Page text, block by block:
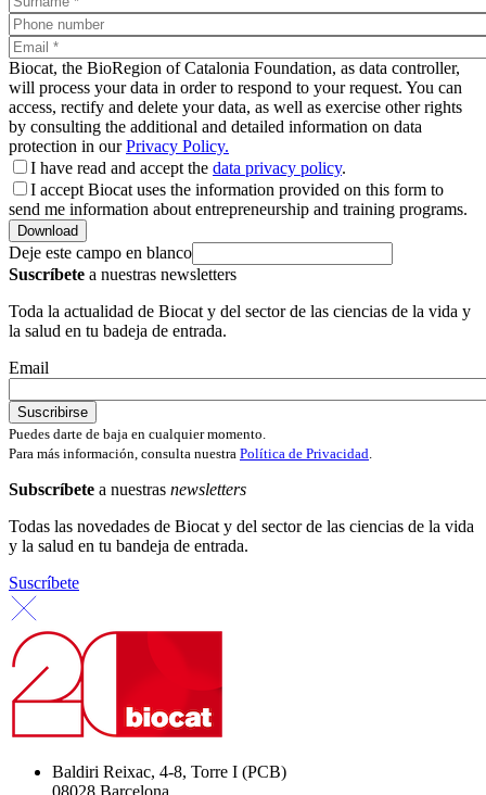
Biocat, the BioRegion of Catalonia Foundation, as data controller,
will process your data in order to respond to your request. You can
access, rectify and delete your data, as well as exercise other rights
by consulting the additional and detailed information on data
protection in ourPrivacy Policy.
I have read and accept the data privacy policy.
I accept Biocat uses the information provided on this form to
send me information about entrepreneurship and training programs.
Deje este campo en blanco
Suscríbete a nuestras newsletters
Toda la actualidad de Biocat y del sector de las ciencias de la vida y
la salud en tu badeja de entrada.
Email
Puedes darte de baja en cualquier momento.
Para más información, consulta nuestra Política de Privacidad
Subscríbete a nuestras newsletters
Todas las novedades de Biocat y del sector de las ciencias de la vida
y la salud en tu bandeja de entrada.
Suscríbete
Baldiri Reixac, 4-8, Torre I (PCB)
08028 Barcelona